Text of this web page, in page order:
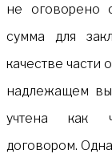
не оговорено
сумма для
качестве части
надлежащем
учтена как
договором.